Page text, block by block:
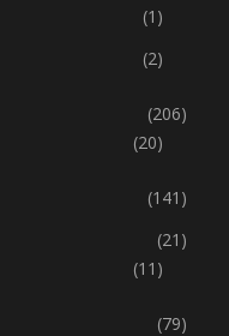
(1)
(2)
(206)
(20)
(141)
(21)
(11)
(79)